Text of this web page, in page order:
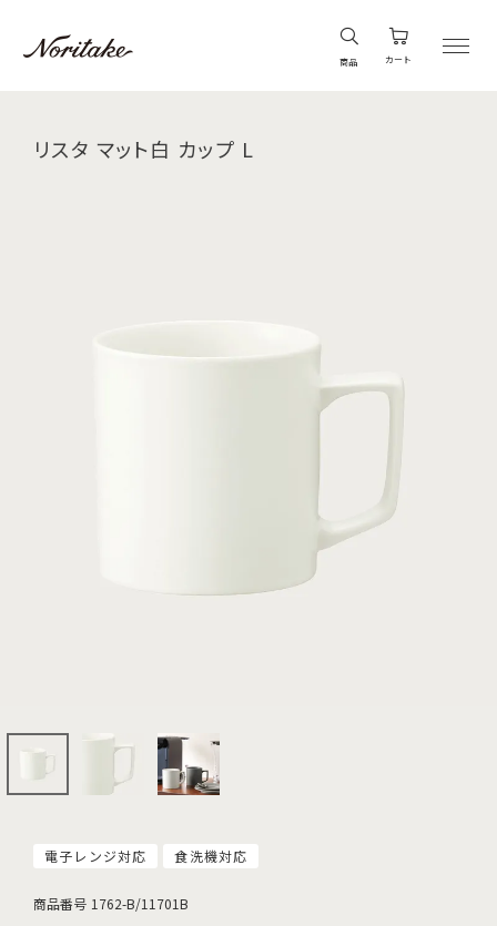
商品 カート
リスタ マット白 カップ L
電子レンジ対応 食洗機対応
商品番号 1762-B/11701B